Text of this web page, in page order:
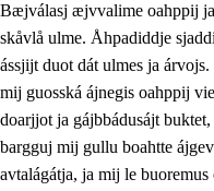
Bæjválasj æjvvalime oahppij
skåvlå ulme. Åhpadiddje
ássjijt duot dát ulmes ja
mij guosská ájnegis oahppij
doarjjot ja gájbbádusájt
bargguj mij gullu boahtte
avtalágátja, ja mij le